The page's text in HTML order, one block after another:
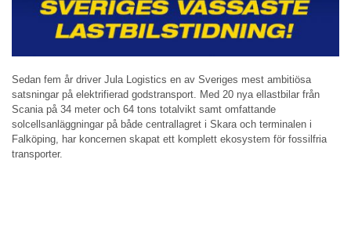
Sedan fem år driver Jula Logistics en av Sveriges mest ambitiösa
satsningar på elektrifierad godstransport. Med 20 nya ellastbilar från
Scania på 34 meter och 64 tons totalvikt samt omfattande
solcellsanläggningar på både centrallagret i Skara och terminalen i
Falköping, har koncernen skapat ett komplett ekosystem för fossilfria
transporter.